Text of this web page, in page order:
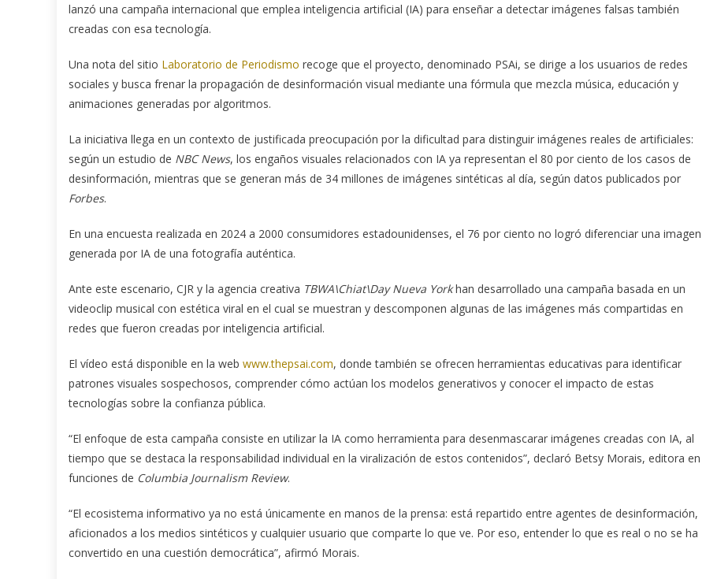
lanzó una campaña internacional que emplea inteligencia artificial (IA) para enseñar a detectar imágenes falsas también
creadas con esa tecnología.
Una nota del sitio Laboratorio de Periodismo recoge que el proyecto, denominado PSAi, se dirige a los usuarios de redes
sociales y busca frenar la propagación de desinformación visual mediante una fórmula que mezcla música, educación y
animaciones generadas por algoritmos.
La iniciativa llega en un contexto de justificada preocupación por la dificultad para distinguir imágenes reales de artificiales:
según un estudio de NBC News, los engaños visuales relacionados con IA ya representan el 80 por ciento de los casos de
desinformación, mientras que se generan más de 34 millones de imágenes sintéticas al día, según datos publicados por
Forbes.
En una encuesta realizada en 2024 a 2000 consumidores estadounidenses, el 76 por ciento no logró diferenciar una imagen
generada por IA de una fotografía auténtica.
Ante este escenario, CJR y la agencia creativa TBWA\Chiat\Day Nueva Yorkhan desarrollado una campaña basada en un
videoclip musical con estética viral en el cual se muestran y descomponen algunas de las imágenes más compartidas en
redes que fueron creadas por inteligencia artificial.
El vídeo está disponible en la web www.thepsai.com, donde también se ofrecen herramientas educativas para identificar
patrones visuales sospechosos, comprender cómo actúan los modelos generativos y conocer el impacto de estas
tecnologías sobre la confianza pública.
“El enfoque de esta campaña consiste en utilizar la IA como herramienta para desenmascarar imágenes creadas con IA, al
tiempo que se destaca la responsabilidad individual en la viralización de estos contenidos”, declaró Betsy Morais, editora en
funciones de Columbia Journalism Review.
“El ecosistema informativo ya no está únicamente en manos de la prensa: está repartido entre agentes de desinformación,
aficionados a los medios sintéticos y cualquier usuario que comparte lo que ve. Por eso, entender lo que es real o no se ha
convertido en una cuestión democrática”, afirmó Morais.